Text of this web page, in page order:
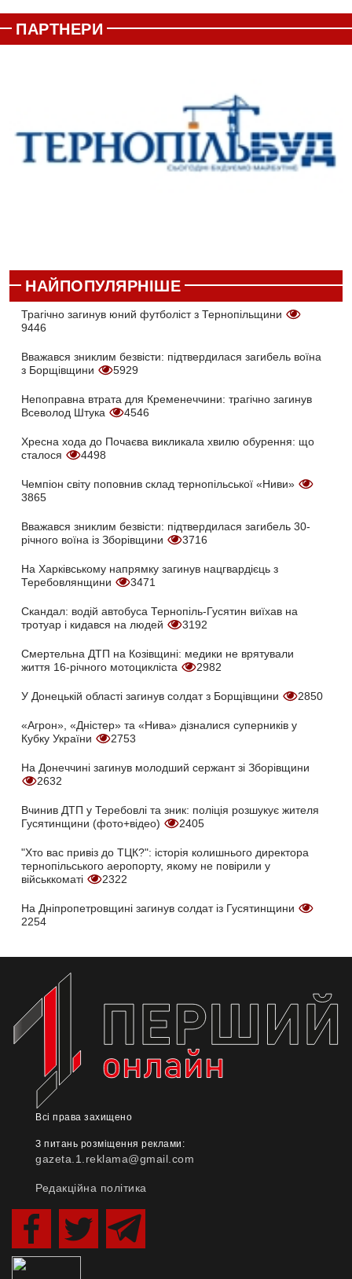
ПАРТНЕРИ
НАЙПОПУЛЯРНІШЕ
Трагічно загинув юний футболіст з Тернопільщини
9446
Вважався зниклим безвісти: підтвердилася загибель воїна
з Борщівщини
5929
Непоправна втрата для Кременеччини: трагічно загинув
Всеволод Штука
4546
Хресна хода до Почаєва викликала хвилю обурення: що
сталося
4498
Чемпіон світу поповнив склад тернопільської «Ниви»
3865
Вважався зниклим безвісти: підтвердилася загибель 30-
річного воїна із Зборівщини
3716
На Харківському напрямку загинув нацгвардієць з
Теребовлянщини
3471
Скандал: водій автобуса Тернопіль-Гусятин виїхав на
тротуар і кидався на людей
3192
Смертельна ДТП на Козівщині: медики не врятували
життя 16-річного мотоцикліста
2982
У Донецькій області загинув солдат з Борщівщини 2850
«Агрон», «Дністер» та «Нива» дізналися суперників у
Кубку України
2753
На Донеччині загинув молодший сержант зі Зборівщини
2632
Вчинив ДТП у Теребовлі та зник: поліція розшукує жителя
Гусятинщини (фото+відео)
2405
"Хто вас привіз до ТЦК?": історія колишнього директора
тернопільського аеропорту, якому не повірили у
військкоматі
2322
На Дніпропетровщині загинув солдат із Гусятинщини
2254
Всі права захищено
З питань розміщення реклами:
gazeta.1.reklama@gmail.com
Редакційна політика